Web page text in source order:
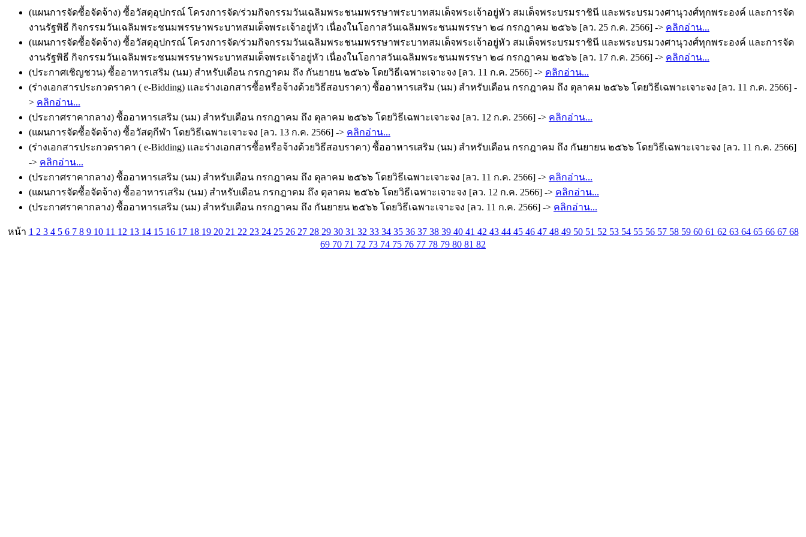
(แผนการจัดซื้อจัดจ้าง) ซื้อวัสดุอุปกรณ์ โครงการจัด/ร่วมกิจกรรมวันเฉลิมพระชนมพรรษาพระบาทสมเด็จพระเจ้าอยู่หัว สมเด็จพระบรมราชินี และพระบรมวงศานุวงศ์ทุกพระองค์ และการจัด
งานรัฐพิธี กิจกรรมวันเฉลิมพระชนมพรรษาพระบาทสมเด็จพระเจ้าอยู่หัว เนื่องในโอกาสวันเฉลิมพระชนมพรรษา ๒๘ กรกฎาคม ๒๕๖๖ [ลว. 25 ก.ค. 2566] -> คลิกอ่าน...
(แผนการจัดซื้อจัดจ้าง) ซื้อวัสดุอุปกรณ์ โครงการจัด/ร่วมกิจกรรมวันเฉลิมพระชนมพรรษาพระบาทสมเด็จพระเจ้าอยู่หัว สมเด็จพระบรมราชินี และพระบรมวงศานุวงศ์ทุกพระองค์ และการจัด
งานรัฐพิธี กิจกรรมวันเฉลิมพระชนมพรรษาพระบาทสมเด็จพระเจ้าอยู่หัว เนื่องในโอกาสวันเฉลิมพระชนมพรรษา ๒๘ กรกฎาคม ๒๕๖๖ [ลว. 17 ก.ค. 2566] -> คลิกอ่าน...
(ประกาศเชิญชวน) ซื้ออาหารเสริม (นม) สำหรับเดือน กรกฎาคม ถึง กันยายน ๒๕๖๖ โดยวิธีเฉพาะเจาะจง [ลว. 11 ก.ค. 2566] -> คลิกอ่าน...
(ร่างเอกสารประกวดราคา ( e-Bidding) และร่างเอกสารซื้อหรือจ้างด้วยวิธีสอบราคา) ซื้ออาหารเสริม (นม) สำหรับเดือน กรกฎาคม ถึง ตุลาคม ๒๕๖๖ โดยวิธีเฉพาะเจาะจง [ลว. 11 ก.ค. 2566] -
> คลิกอ่าน...
(ประกาศราคากลาง) ซื้ออาหารเสริม (นม) สำหรับเดือน กรกฎาคม ถึง ตุลาคม ๒๕๖๖ โดยวิธีเฉพาะเจาะจง [ลว. 12 ก.ค. 2566] -> คลิกอ่าน...
(แผนการจัดซื้อจัดจ้าง) ซื้อวัสดุกีฬา โดยวิธีเฉพาะเจาะจง [ลว. 13 ก.ค. 2566] -> คลิกอ่าน...
(ร่างเอกสารประกวดราคา ( e-Bidding) และร่างเอกสารซื้อหรือจ้างด้วยวิธีสอบราคา) ซื้ออาหารเสริม (นม) สำหรับเดือน กรกฎาคม ถึง กันยายน ๒๕๖๖ โดยวิธีเฉพาะเจาะจง [ลว. 11 ก.ค. 2566]
-> คลิกอ่าน...
(ประกาศราคากลาง) ซื้ออาหารเสริม (นม) สำหรับเดือน กรกฎาคม ถึง ตุลาคม ๒๕๖๖ โดยวิธีเฉพาะเจาะจง [ลว. 11 ก.ค. 2566] -> คลิกอ่าน...
(แผนการจัดซื้อจัดจ้าง) ซื้ออาหารเสริม (นม) สำหรับเดือน กรกฎาคม ถึง ตุลาคม ๒๕๖๖ โดยวิธีเฉพาะเจาะจง [ลว. 12 ก.ค. 2566] -> คลิกอ่าน...
(ประกาศราคากลาง) ซื้ออาหารเสริม (นม) สำหรับเดือน กรกฎาคม ถึง กันยายน ๒๕๖๖ โดยวิธีเฉพาะเจาะจง [ลว. 11 ก.ค. 2566] -> คลิกอ่าน...
หน้า 1 2 3 4 5 6 7 8 9 10 11 12 13 14 15 16 17 18 19 20 21 22 23 24 25 26 27 28 29 30 31 32 33 34 35 36 37 38 39 40 41 42 43 44 45 46 47 48 49 50 51 52 53 54 55 56 57 58 59 60 61 62 63 64 65 66 67 68
69 70 71 72 73 74 75 76 77 78 79 80 81 82